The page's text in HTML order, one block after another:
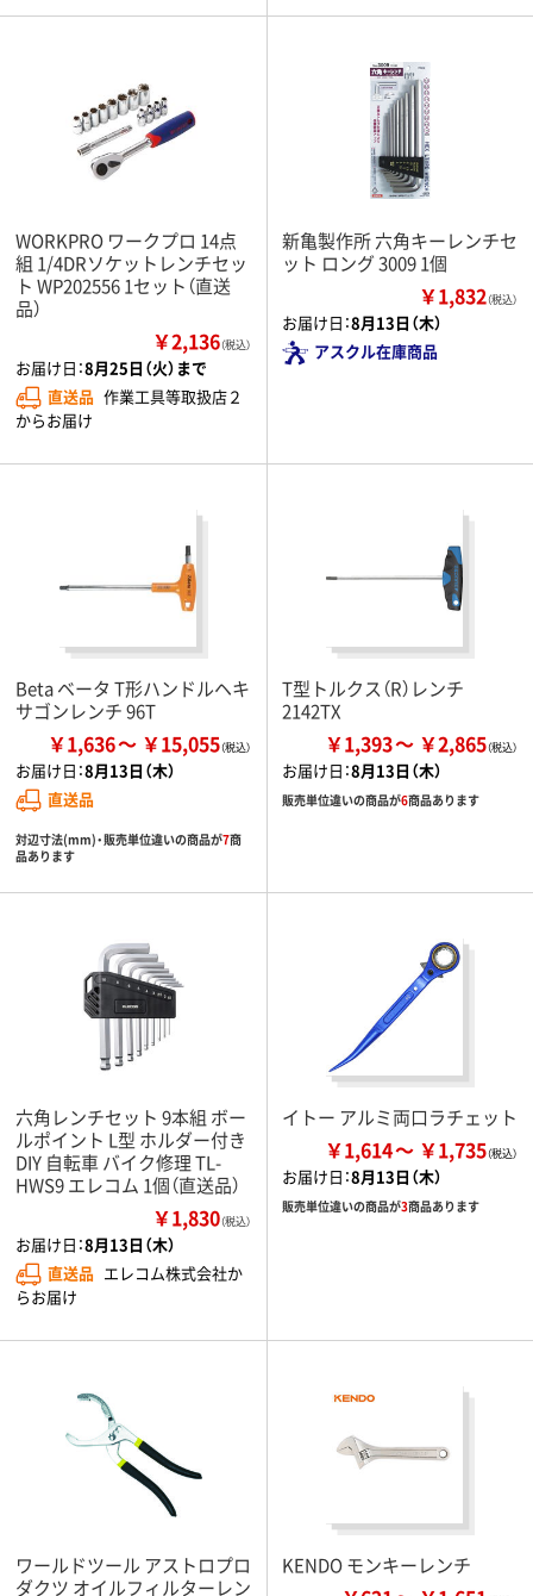
WORKPRO ワークプロ 14点
組 1/4DRソケットレンチセッ
ト WP202556 1セット（直送
品）
￥2,136（税込）
お届け日：8月25日（火）まで
直送品 作業工具等取扱店２
からお届け
新亀製作所 六角キーレンチセ
ット ロング 3009 1個
￥1,832（税込）
お届け日：8月13日（木）
アスクル在庫商品
Beta ベータ T形ハンドルヘキ
サゴンレンチ 96T
￥1,636 ￥15,055
お届け日：8月13日（木）
直送品
対辺寸法(mm)・販売単位違いの商品が7商
品あります
T型トルクス（R）レンチ
2142TX
￥1,393 ￥2,865
お届け日：8月13日（木）
販売単位違いの商品が6商品あります
六角レンチセット 9本組 ボー
ルポイント L型 ホルダー付き
DIY 自転車 バイク修理 TL-
HWS9 エレコム 1個（直送品）
￥1,830（税込）
お届け日：8月13日（木）
直送品 エレコム株式会社か
らお届け
イトー アルミ両口ラチェット
￥1,614 ￥1,735
お届け日：8月13日（木）
販売単位違いの商品が3商品あります
ワールドツール アストロプロ
ダクツ オイルフィルターレン
KENDO モンキーレンチ